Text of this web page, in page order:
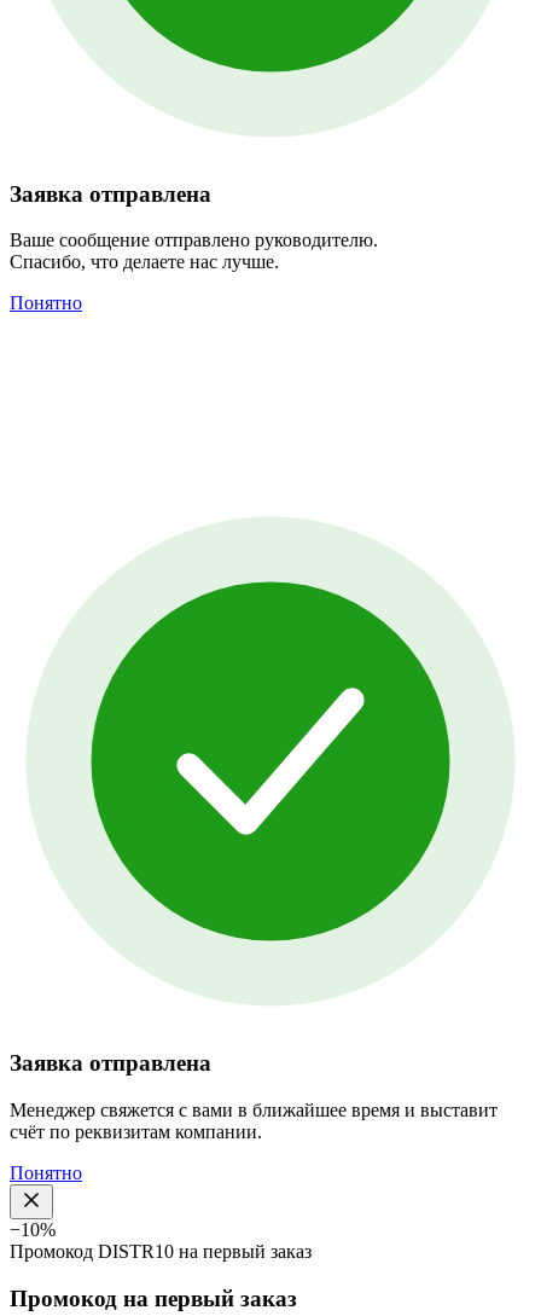
Заявка отправлена
Ваше сообщение отправлено руководителю.
Спасибо, что делаете нас лучше.
Понятно
Заявка отправлена
Менеджер свяжется с вами в ближайшее время и выставит
счёт по реквизитам компании.
Понятно
−10%
Промокод DISTR10 на первый заказ
Промокод на первый заказ